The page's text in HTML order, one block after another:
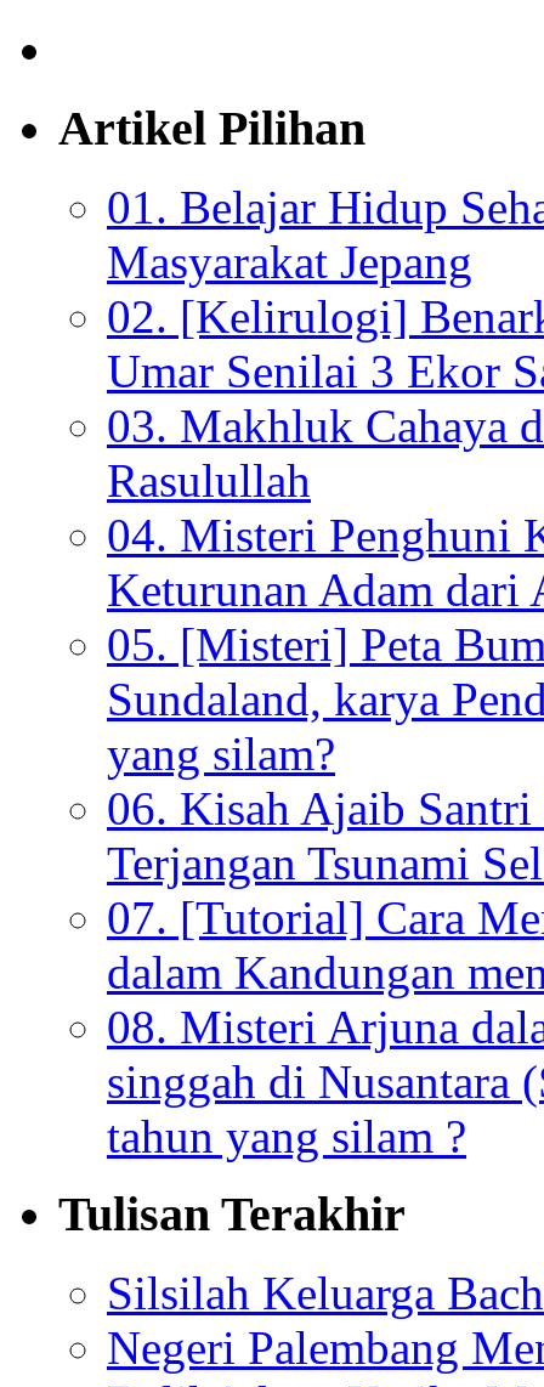
Artikel Pilihan
01. Belajar Hidup
Masyarakat Jepang
02. [Kelirulogi]
Umar Senilai 3 Ekor
03. Makhluk Cahaya
Rasulullah
04. Misteri Penghuni
Keturunan Adam dari
05. [Misteri] Peta
Sundaland, karya
yang silam?
06. Kisah Ajaib
Terjangan Tsunami
07. [Tutorial] Cara
dalam Kandungan
08. Misteri Arjuna
singgah di Nusantara
tahun yang silam ?
Tulisan Terakhir
Silsilah Keluarga
Negeri Palembang